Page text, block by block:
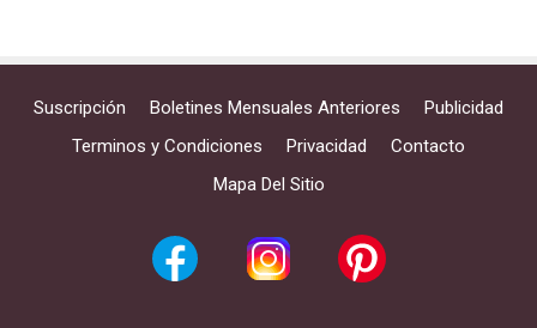
Suscripción Boletines Mensuales Anteriores
Publicidad
Terminos y Condiciones
Privacidad
Contacto
Mapa Del Sitio